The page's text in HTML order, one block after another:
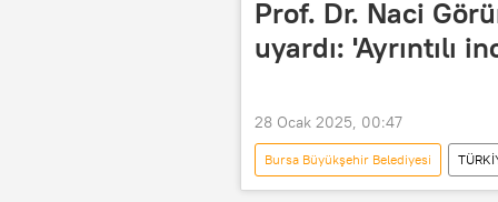
Prof. Dr. Naci
uyardı: 'Ayrıntılı
28 Ocak 2025, 00:47
Bursa Büyükşehir Belediyesi
Marmara Denizi
Marmara